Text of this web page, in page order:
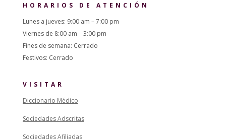
HORARIOS DE ATENCIÓN
Lunes a jueves: 9:00 am – 7:00 pm
Viernes de 8:00 am – 3:00 pm
Fines de semana: Cerrado
Festivos: Cerrado
VISITAR
Diccionario Médico
Sociedades Adscritas
Sociedades Afiliadas